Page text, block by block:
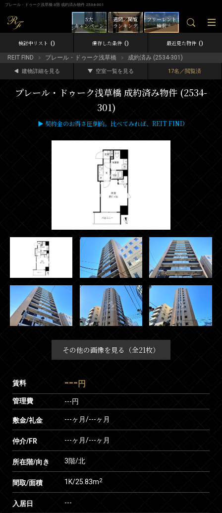
プレール・ドゥーク浅草橋 3階 成約済み物件 2534-301
フリーレント
検索
週間／閲覧
ランキング
5大
キャンペーン
検討中リスト 0 保存した条件 0 最近見た物件 0
REIT FIND プレール・ドゥーク浅草橋 成約済み (2534-301)
建物詳細を見る 空室一覧を見る 17名／閲覧済
プレール・ドゥーク浅草橋 成約済み物件 (2534-
301)
▶ 契約金のお得さ圧倒的。比べてみれば、REIT FIND
その他の画像を見る（全21枚）
賃料 --- 円
管理費 ---円
敷金/礼金 ---ヶ月/---ヶ月
仲介/FR ---ヶ月/---ヶ月
所在階/向き 3階/北
間取/面積 1K/25.83m2
入居日 ---